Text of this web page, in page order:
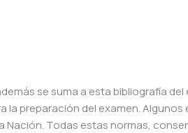
se suma a esta bibliografía del
la preparación del examen. Algunos
Nación. Todas estas normas,